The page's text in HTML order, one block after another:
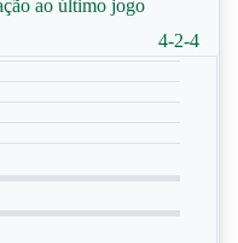
ao último jogo
4-2-4